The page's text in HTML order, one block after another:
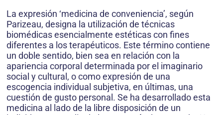
La expresión ‘medicina de conveniencia’, según
Parizeau, designa la utilización de técnicas
biomédicas esencialmente estéticas con fines
diferentes a los terapéu­ticos. Este término contiene
un doble sentido, bien sea en relación con la
apariencia corporal determinada por el imaginario
social y cultural, o como expresión de una
escogencia individual subjetiva, en últimas, una
cuestión de gusto personal. Se ha desarrollado esta
medicina al lado de la libre disposición de un